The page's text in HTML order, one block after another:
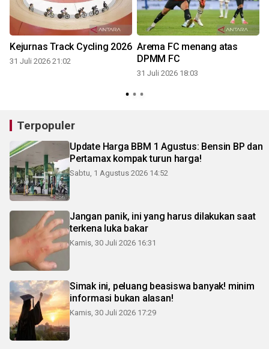
Kejurnas Track Cycling 2026
31 Juli 2026 21:02
Arema FC menang atas
DPMM FC
31 Juli 2026 18:03
Terpopuler
Update Harga BBM 1 Agustus: Bensin BP dan
Pertamax kompak turun harga!
Sabtu, 1 Agustus 2026 14:52
Jangan panik, ini yang harus dilakukan saat
terkena luka bakar
Kamis, 30 Juli 2026 16:31
Simak ini, peluang beasiswa banyak! minim
informasi bukan alasan!
Kamis, 30 Juli 2026 17:29